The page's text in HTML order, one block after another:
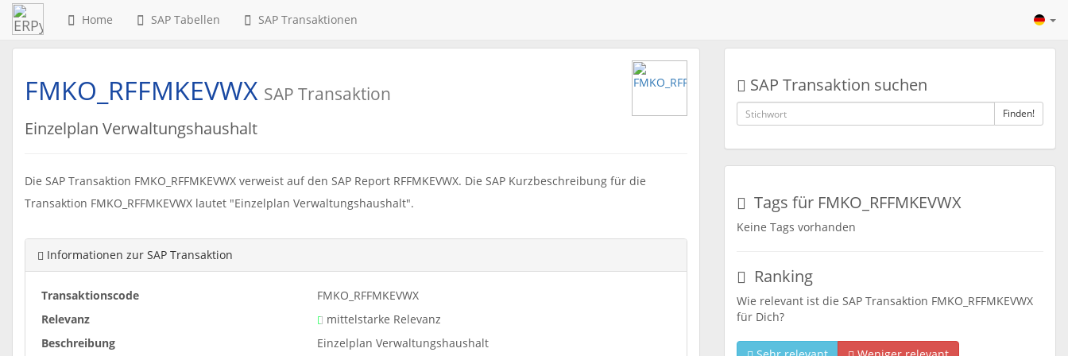
Home SAP Tabellen SAP Transaktionen
FMKO_RFFMKEVWX SAP Transaktion
Einzelplan Verwaltungshaushalt
Die SAP Transaktion FMKO_RFFMKEVWX verweist auf den SAP Report RFFMKEVWX. Die SAP Kurzbeschreibung für die
Transaktion FMKO_RFFMKEVWX lautet "Einzelplan Verwaltungshaushalt".
Informationen zur SAP Transaktion
Transaktionscode
FMKO_RFFMKEVWX
Relevanz
mittelstarke Relevanz
Beschreibung
Einzelplan Verwaltungshaushalt
SAP Transaktion suchen
Finden!
Tags für FMKO_RFFMKEVWX
Keine Tags vorhanden
Ranking
Wie relevant ist die SAP Transaktion FMKO_RFFMKEVWX
für Dich?